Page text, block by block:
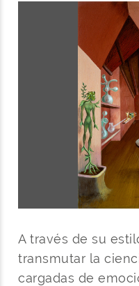
A través de su
transmutar la
cargadas de